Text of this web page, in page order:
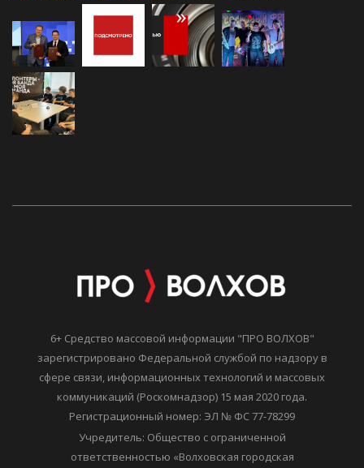
6+ Средство массовой информации "ПРО ВОЛХОВ"
зарегистрировано Федеральной службой по надзору в
сфере связи, информационных технологий и массовых
коммуникаций (Роскомнадзор) 15 мая 2020 года.
Регистрационный номер: ЭЛ № ФС 77-78299
Учредитель: Общество с ограниченной
ответственностью «Волховская городская